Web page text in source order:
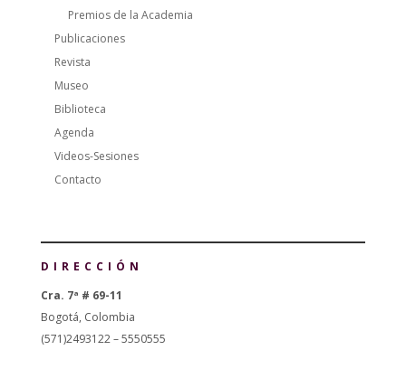
Premios de la Academia
Publicaciones
Revista
Museo
Biblioteca
Agenda
Videos-Sesiones
Contacto
DIRECCIÓN
Cra. 7ª # 69-11
Bogotá, Colombia
(571)2493122 – 5550555